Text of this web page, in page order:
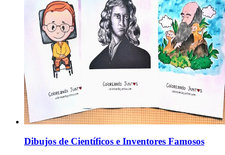
Dibujos de Científicos e Inventores Famosos